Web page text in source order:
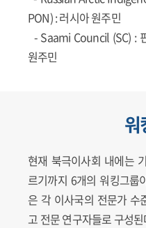
PON): 러시아 원주민
- Saami Council (SC) :
원주민
워
현재 북극이사회 내에는
르기까지 6개의 워킹그룹
은 각 이사국의 전문가 수
고 전문 연구자들로 구성